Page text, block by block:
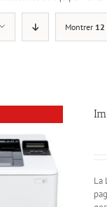
Montrer 12
La